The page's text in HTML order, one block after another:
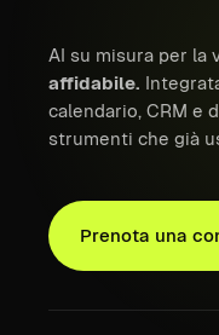
AI su misura per la
affidabile.
calendario, CRM e
strumenti che già
Prenota una